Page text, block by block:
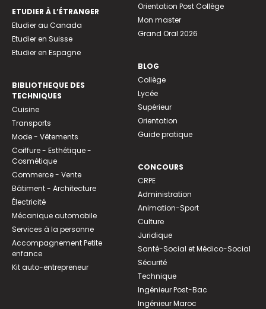
ETUDIER À L’ÉTRANGER
Etudier au Canada
Etudier en Suisse
Etudier en Espagne
BIBLIOTHEQUE DES
TECHNIQUES
Cuisine
Transports
Mode - Vêtements
Coiffure - Esthétique -
Cosmétique
Commerce - Vente
Bâtiment - Architecture
Électricité
Mécanique automobile
Services à la personne
Accompagnement Petite
enfance
Kit auto-entrepreneur
Orientation Post Collège
Mon master
Grand Oral 2026
BLOG
Collège
Lycée
Supérieur
Orientation
Guide pratique
CONCOURS
CRPE
Administration
Animation-Sport
Culture
Juridique
Santé-Social et Médico-Social
Sécurité
Technique
Ingénieur Post-Bac
Ingénieur Maroc